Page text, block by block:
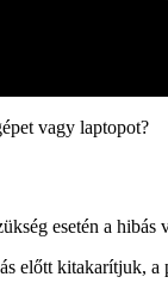
vagy laptopot?
esetén a
előtt kitakarítjuk, a